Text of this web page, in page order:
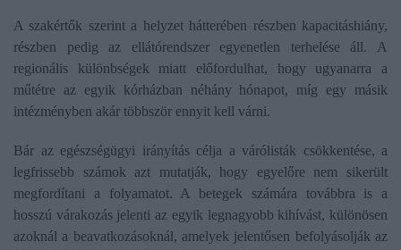
A szakértők szerint a helyzet hátterében részben kapacitáshiány,
részben pedig az ellátórendszer egyenetlen terhelése áll. A
regionális különbségek miatt előfordulhat, hogy ugyanarra a
műtétre az egyik kórházban néhány hónapot, míg egy másik
intézményben akár többször ennyit kell várni.
Bár az egészségügyi irányítás célja a várólisták csökkentése, a
legfrissebb számok azt mutatják, hogy egyelőre nem sikerült
megfordítani a folyamatot. A betegek számára továbbra is a
hosszú várakozás jelenti az egyik legnagyobb kihívást, különösen
azoknál a beavatkozásoknál, amelyek jelentősen befolyásolják az